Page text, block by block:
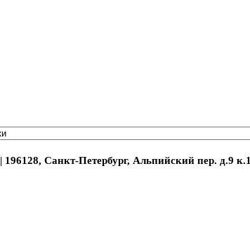
| 196128, Санкт-Петербург, Альпийский пер. д.9 к.1